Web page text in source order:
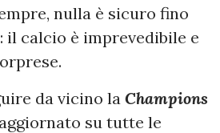
nulla è sicuro fino
il calcio è imprevedibile e
da vicino la Champions
su tutte le